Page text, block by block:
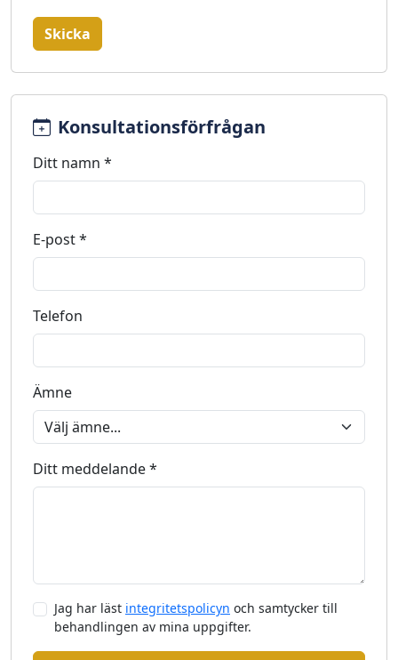
Skicka
Konsultationsförfrågan
Ditt namn *
E-post *
Telefon
Ämne
Ditt meddelande *
Jag har läst integritetspolicyn och samtycker till
behandlingen av mina uppgifter.